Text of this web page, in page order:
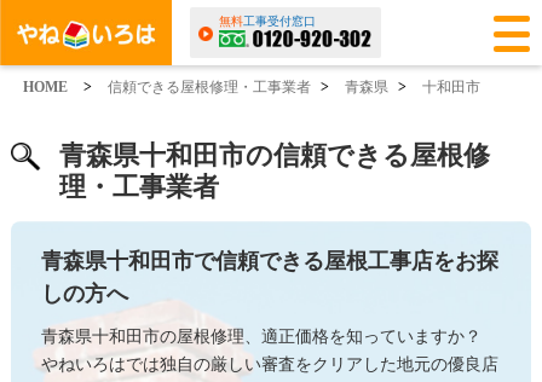
無料工事受付窓口
HOME > 信頼できる屋根修理・工事業者 > 青森県 > 十和田市
青森県十和田市の信頼できる屋根修
理・工事業者
青森県十和田市で信頼できる屋根工事店をお探
しの方へ
青森県十和田市の屋根修理、適正価格を知っていますか？
やねいろはでは独自の厳しい審査をクリアした地元の優良店